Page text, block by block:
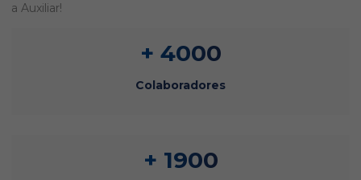
a Auxiliar!
+ 4000
Colaboradores
+ 1900